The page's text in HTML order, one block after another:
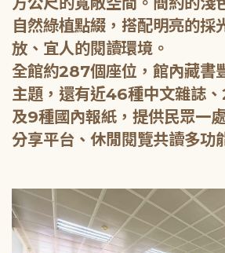
自然綠植點綴，搭配明亮的採
放、宜人的閱讀環境。
全館約287個座位，館內藏書
主題，還有近46種中文雜誌
及9種國內報紙，提供民眾一